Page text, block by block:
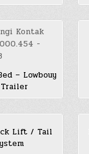
– Lowbouy
Lift / Tail